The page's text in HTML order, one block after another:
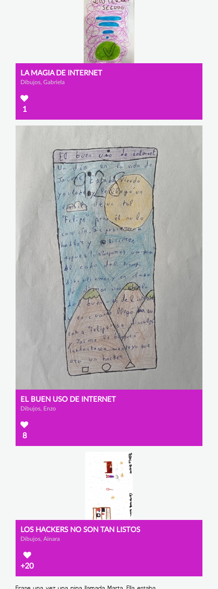
LA MAGIA DE INTERNET
Dibujos, Gabriela
1
EL BUEN USO DE INTERNET
Dibujos, Enzo
8
LOS HACKERS NO SON TAN LISTOS
Dibujos, Ainara
+20